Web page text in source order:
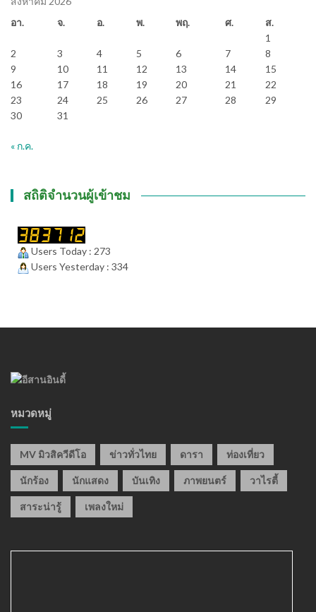
อา.
จ. อ. พ. พฤ. ศ.
ส.
1
2
3 4 5 6 7
8
9
10 11 12 13 14
15
16
17 18 19 20 21
22
23
24 25 26 27 28
29
30
31
« ก.ค.
สถิติจำนวนผู้เข้าชม
Users Today : 273
Users Yesterday : 334
หมวดหมู่
MV มิวสิควีดีโอ ข่าวทั่วไทย ดารา ท่องเที่ยว
นักร้อง นักแสดง บันเทิง ภาพยนตร์ วาไรตี้
สาระน่ารู้ เพลงใหม่